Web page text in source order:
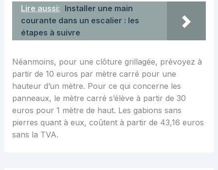
Lire aussi: Installer une main
courante dans un escalier : les
étapes à suivre
Néanmoins, pour une clôture grillagée, prévoyez à
partir de 10 euros par mètre carré pour une
hauteur d’un mètre. Pour ce qui concerne les
panneaux, le mètre carré s’élève à partir de 30
euros pour 1 mètre de haut. Les gabions sans
pierres quant à eux, coûtent à partir de 43,16 euros
sans la TVA.